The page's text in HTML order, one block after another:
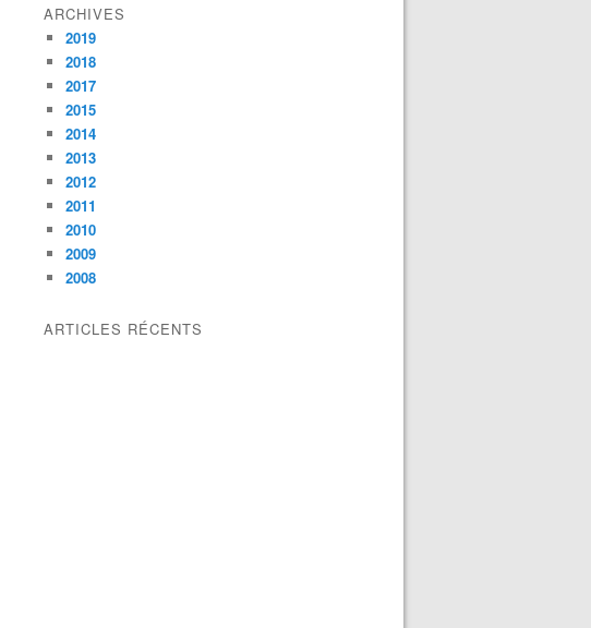
ARCHIVES
2019
2018
2017
2015
2014
2013
2012
2011
2010
2009
2008
ARTICLES RÉCENTS